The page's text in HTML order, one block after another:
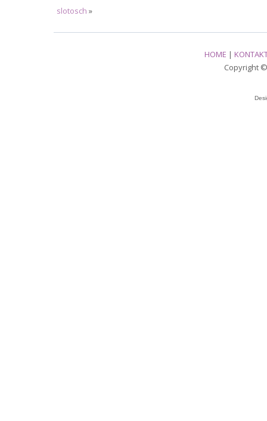
slotosch »
HOME |
Copyright